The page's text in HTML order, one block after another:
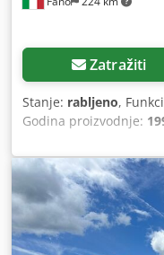
Zatražiti
Stanje: rabljeno,
Godina proizvodnje: